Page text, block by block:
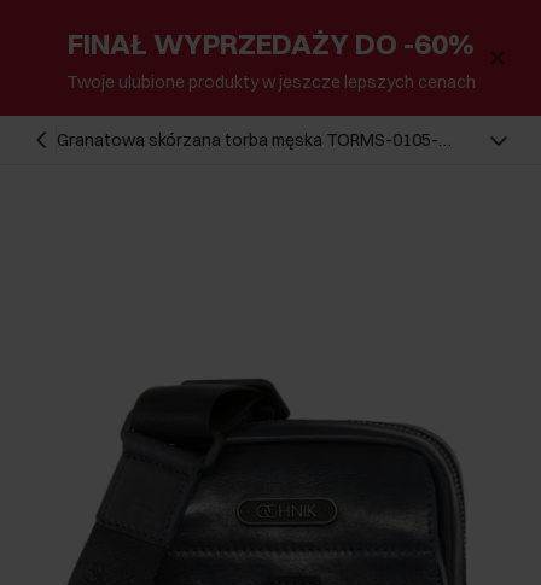
FINAŁ WYPRZEDAŻY DO -60%
Twoje ulubione produkty w jeszcze lepszych cenach
Granatowa skórzana torba męska TORMS-0105-